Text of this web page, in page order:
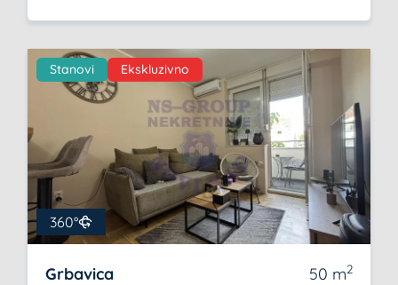
Stanovi Ekskluzivno
360°
Grbavica 50 m2